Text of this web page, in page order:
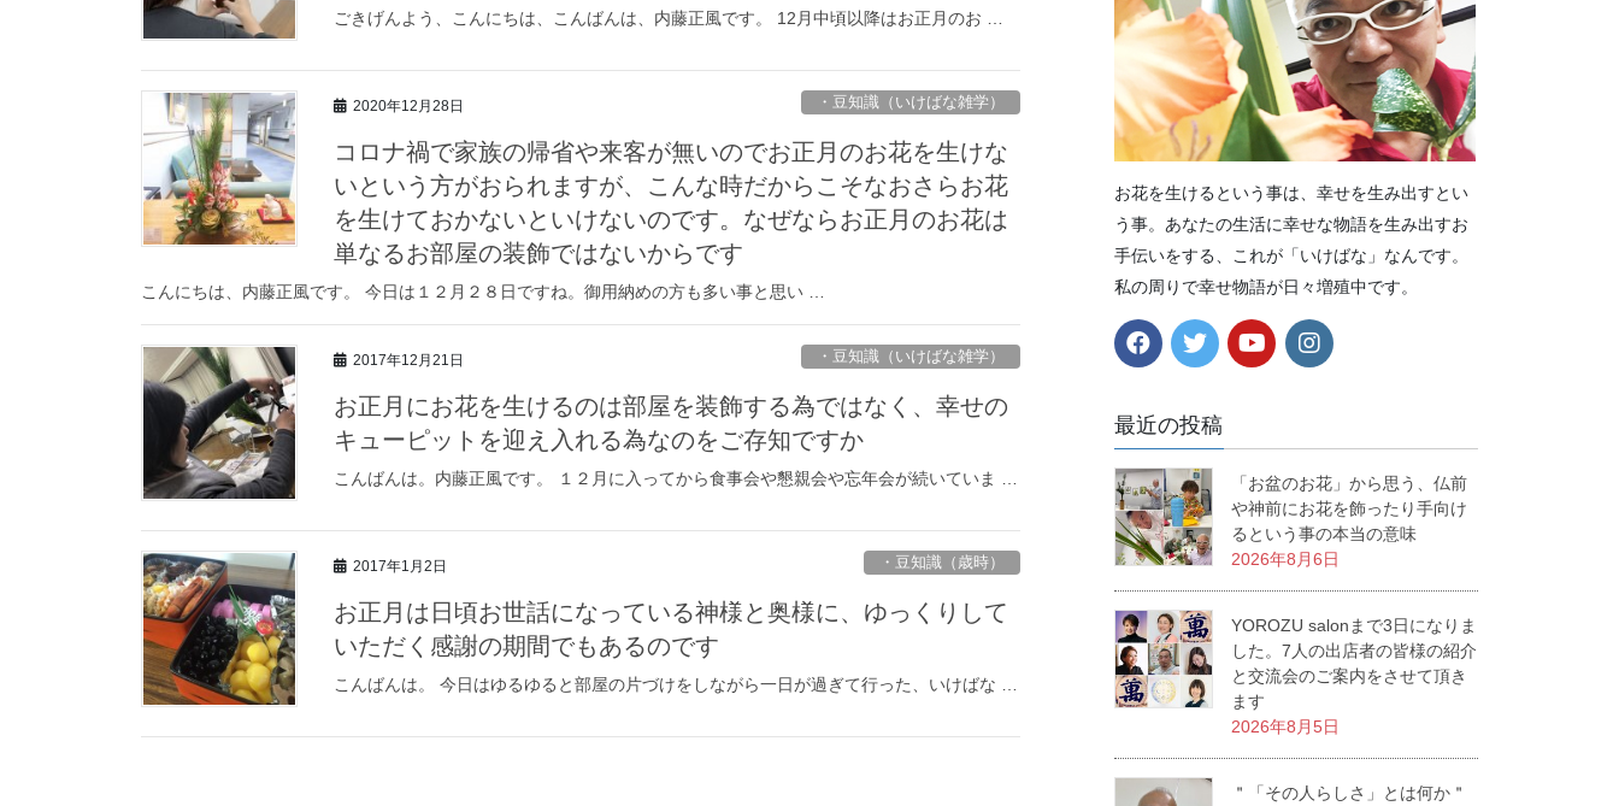
ごきげんよう、こんにちは、こんばんは、内藤正風です。 12月中頃以降はお正月のお …
2020年12月28日 ・豆知識（いけばな雑学）
コロナ禍で家族の帰省や来客が無いのでお正月のお花を生けな
いという方がおられますが、こんな時だからこそなおさらお花
を生けておかないといけないのです。なぜならお正月のお花は
単なるお部屋の装飾ではないからです
こんにちは、内藤正風です。 今日は１２月２８日ですね。御用納めの方も多い事と思い …
2017年12月21日 ・豆知識（いけばな雑学）
お正月にお花を生けるのは部屋を装飾する為ではなく、幸せの
キューピットを迎え入れる為なのをご存知ですか
こんばんは。内藤正風です。 １２月に入ってから食事会や懇親会や忘年会が続いていま …
2017年1月2日 ・豆知識（歳時）
お正月は日頃お世話になっている神様と奥様に、ゆっくりして
いただく感謝の期間でもあるのです
こんばんは。 今日はゆるゆると部屋の片づけをしながら一日が過ぎて行った、いけばな …
お花を生けるという事は、幸せを生み出すとい
う事。あなたの生活に幸せな物語を生み出すお
手伝いをする、これが「いけばな」なんです。
私の周りで幸せ物語が日々増殖中です。
最近の投稿
「お盆のお花」から思う、仏前
や神前にお花を飾ったり手向け
るという事の本当の意味
2026年8月6日
YOROZU salonまで3日になりま
した。7人の出店者の皆様の紹介
と交流会のご案内をさせて頂き
ます
2026年8月5日
＂「その人らしさ」とは何か＂